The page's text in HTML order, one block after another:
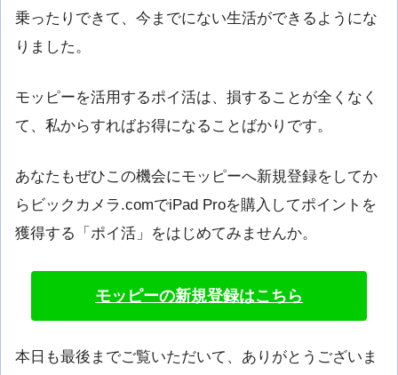
乗ったりできて、今までにない生活ができるようにな
りました。
モッピーを活用するポイ活は、損することが全くなく
て、私からすればお得になることばかりです。
あなたもぜひこの機会にモッピーへ新規登録をしてか
らビックカメラ.comでiPad Proを購入してポイントを
獲得する「ポイ活」をはじめてみませんか。
モッピーの新規登録はこちら
本日も最後までご覧いただいて、ありがとうございま